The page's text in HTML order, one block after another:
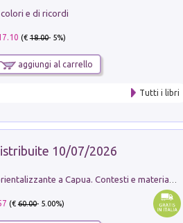
e di ricordi
(€18.00- 5%)
aggiungi al carrello
Tutti i libri
10/07/2026
(€60.00- 5.00%)